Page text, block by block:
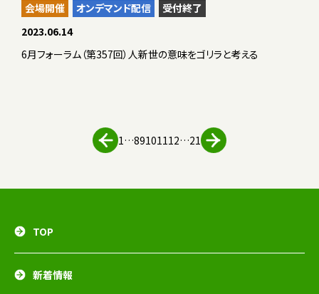
会場開催 オンデマンド配信
受付終了
2023.06.14
6月フォーラム（第357回）人新世の意味をゴリラと考える
1…89101112…21
TOP
新着情報